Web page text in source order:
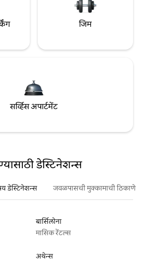
जिम
सर्व्हिस अपार्टमेंट
डेस्टिनेशन्स
डेस्टिनेशन्स जवळपासची मुक्कामाची ठिकाणे
बार्सिलोना
मासिक रेंटल्स
अथेन्स